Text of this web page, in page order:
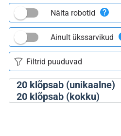
20klõpsab (unikaalne)
20klõpsab (kokku)
Näita robotid
Ainult ükssarvikud